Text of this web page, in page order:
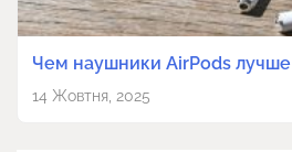
Чем наушники AirPods лучше
14 Жовтня, 2025